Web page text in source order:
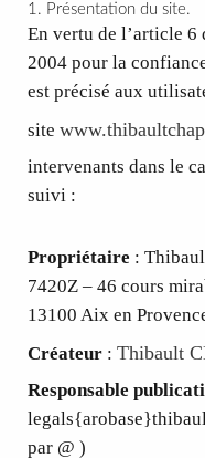
STUDIO
1. Présentation du site.
En vertu de l’article
2004 pour la
est précisé aux
site
intervenants dans le
suivi :
Propriétaire :
7420Z – 46 cours
13100 Aix en
Créateur : Thibault
Responsable
par @ )